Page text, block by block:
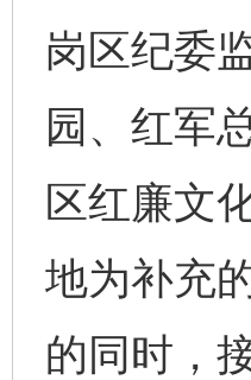
岗区纪委
园、红军
区红廉文
地为补充
的同时，